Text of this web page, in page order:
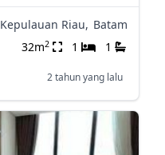
Kepulauan Riau, Batam
32m2 1 1
2 tahun yang lalu